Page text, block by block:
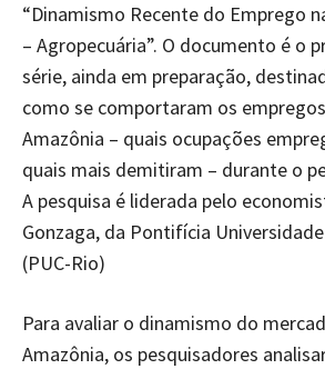
“Dinamismo Recente do Emprego
– Agropecuária”. O documento é o
série, ainda em preparação,
como se comportaram os
Amazônia – quais ocupações
quais mais demitiram – durante o
A pesquisa é liderada pelo
Gonzaga, da Pontifícia
(PUC-Rio)
Para avaliar o dinamismo do
Amazônia, os pesquisadores